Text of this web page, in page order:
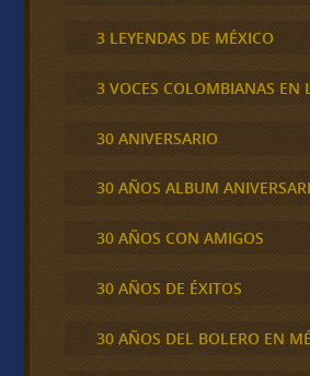
3 LEYENDAS DE MÉXICO
3 VOCES COLOMBIANAS EN
30 ANIVERSARIO
30 AÑOS ALBUM
30 AÑOS CON AMIGOS
30 AÑOS DE ÉXITOS
30 AÑOS DEL BOLERO EN